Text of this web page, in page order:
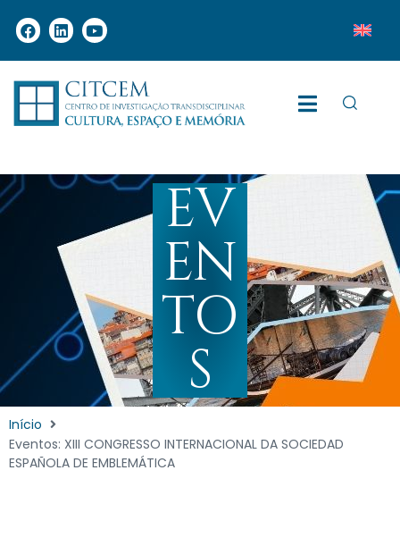
EV
EN
TO
S
Início
Eventos: XIII CONGRESSO INTERNACIONAL DA SOCIEDAD
ESPAÑOLA DE EMBLEMÁTICA